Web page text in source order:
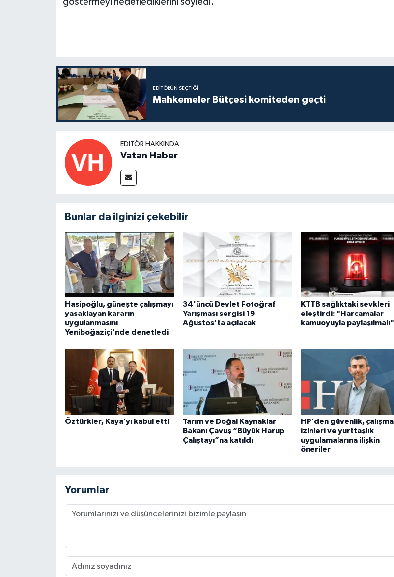
EDITÖRÜN SEÇTIĞI
Mahkemeler Bütçesi komiteden geçti
EDITÖR HAKKINDA
Vatan Haber
Bunlar da ilginizi çekebilir
Hasipoğlu, güneşte çalışmayı
yasaklayan kararın
uygulanmasını
Yeniboğaziçi'nde denetledi
34'üncü Devlet Fotoğraf
Yarışması sergisi 19
Ağustos’ta açılacak
KTTB sağlıktaki sevkleri
eleştirdi: "Harcamalar
kamuoyuyla paylaşılmalı"
Öztürkler, Kaya’yı kabul etti
Tarım ve Doğal Kaynaklar
Bakanı Çavuş “Büyük Harup
Çalıştayı”na katıldı
HP’den güvenlik, çalışma
izinleri ve yurttaşlık
uygulamalarına ilişkin
öneriler
Yorumlar